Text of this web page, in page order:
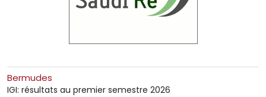
Bermudes
IGI: résultats au premier semestre 2026